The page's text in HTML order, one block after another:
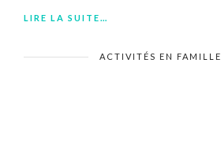
LIRE LA SUITE…
ACTIVITÉS EN FAMILLE